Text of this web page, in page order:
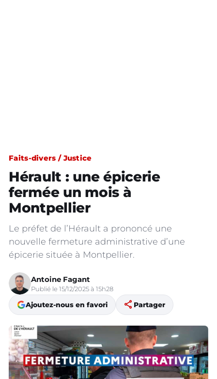
Faits-divers / Justice
Hérault : une épicerie
fermée un mois à
Montpellier
Le préfet de l’Hérault a prononcé une
nouvelle fermeture administrative d’une
épicerie située à Montpellier.
Antoine Fagant
Publié le 15/12/2025 à 15h28
Ajoutez-nous en favori share Partager